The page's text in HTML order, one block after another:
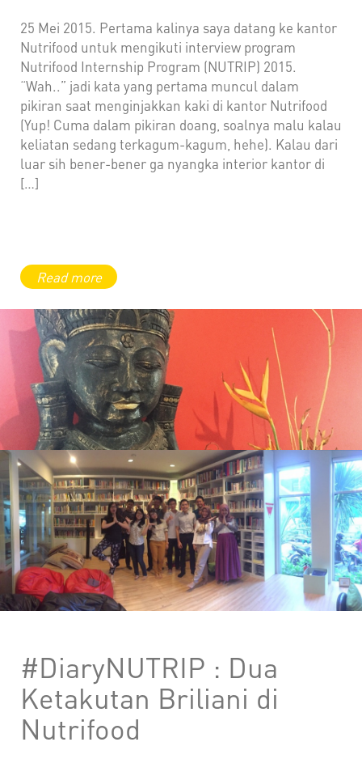
25 Mei 2015. Pertama kalinya saya datang ke kantor
Nutrifood untuk mengikuti interview program
Nutrifood Internship Program (NUTRIP) 2015.
“Wah..” jadi kata yang pertama muncul dalam
pikiran saat menginjakkan kaki di kantor Nutrifood
(Yup! Cuma dalam pikiran doang, soalnya malu kalau
keliatan sedang terkagum-kagum, hehe). Kalau dari
luar sih bener-bener ga nyangka interior kantor di
[…]
#DiaryNUTRIP : Dua
Ketakutan Briliani di
Nutrifood